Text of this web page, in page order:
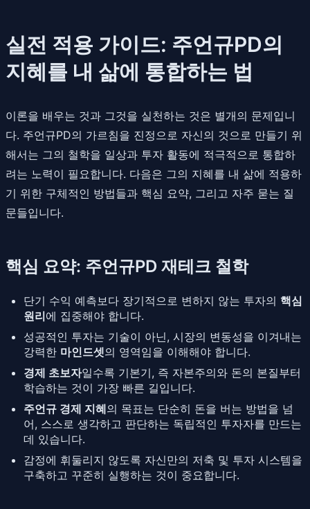
실전 적용 가이드: 주언규PD의
지혜를 내 삶에 통합하는 법
이론을 배우는 것과 그것을 실천하는 것은 별개의 문제입니
다. 주언규PD의 가르침을 진정으로 자신의 것으로 만들기 위
해서는 그의 철학을 일상과 투자 활동에 적극적으로 통합하
려는 노력이 필요합니다. 다음은 그의 지혜를 내 삶에 적용하
기 위한 구체적인 방법들과 핵심 요약, 그리고 자주 묻는 질
문들입니다.
핵심 요약: 주언규PD 재테크 철학
단기 수익 예측보다 장기적으로 변하지 않는 투자의 핵심
원리에 집중해야 합니다.
성공적인 투자는 기술이 아닌, 시장의 변동성을 이겨내는
강력한 마인드셋의 영역임을 이해해야 합니다.
경제 초보자일수록 기본기, 즉 자본주의와 돈의 본질부터
학습하는 것이 가장 빠른 길입니다.
주언규 경제 지혜의 목표는 단순히 돈을 버는 방법을 넘
어, 스스로 생각하고 판단하는 독립적인 투자자를 만드는
데 있습니다.
감정에 휘둘리지 않도록 자신만의 저축 및 투자 시스템을
구축하고 꾸준히 실행하는 것이 중요합니다.